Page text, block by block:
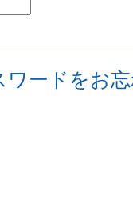
ードをお